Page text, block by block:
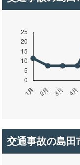
交通事故の島田